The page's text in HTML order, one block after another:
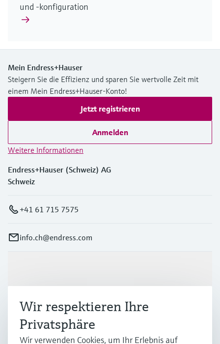
und -konfiguration
Mein Endress+Hauser
Steigern Sie die Effizienz und sparen Sie wertvolle Zeit mit
einem Mein Endress+Hauser-Konto!
Jetzt registrieren
Anmelden
Weitere Informationen
Endress+Hauser (Schweiz) AG
Schweiz
+41 61 715 7575
info.ch@endress.com
Branchen
Support
Wir respektieren Ihre
Privatsphäre
Wir verwenden Cookies, um Ihr Erlebnis auf